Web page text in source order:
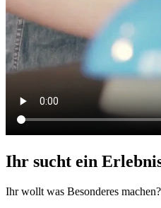
Ihr sucht ein
Ihr wollt was Besonderes machen?